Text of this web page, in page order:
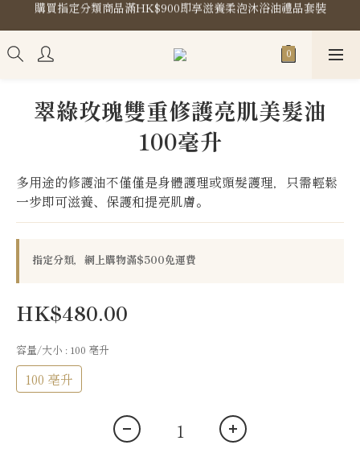
購買指定分類商品滿HK$900即享滋養柔泡沐浴油禮品套裝
門市地址
購買指定分類商品滿HK$900即享滋養柔泡沐浴油禮品套裝
翠綠玫瑰雙重修護亮肌美髮油
100毫升
多用途的修護油不僅僅是身體護理或頭髮護理，只需輕鬆
一步即可滋養、保護和提亮肌膚。
指定分類，網上購物滿$500免運費
HK$480.00
容量/大小 : 100 亳升
100 亳升